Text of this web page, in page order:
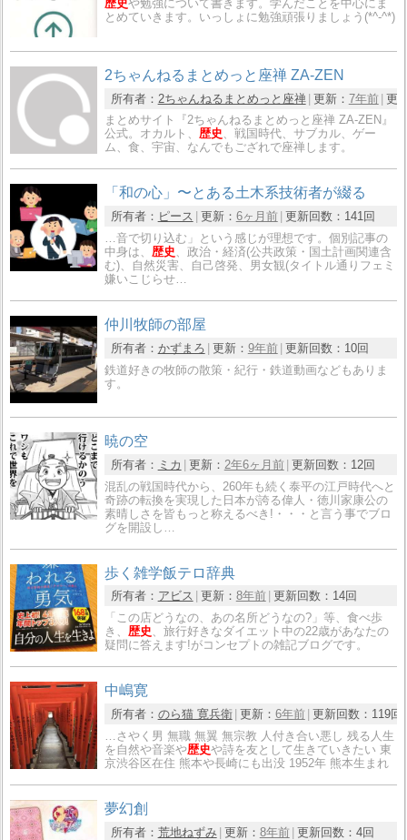
歴史や勉強について書きます。学んだことを中心にま
とめていきます。いっしょに勉強頑張りましょう(*^-^*)
2ちゃんねるまとめっと座禅 ZA-ZEN
所有者： 2ちゃんねるまとめっと座禅 更新： 7年前 更
まとめサイト『2ちゃんねるまとめっと座禅 ZA-ZEN』
公式。オカルト、歴史、戦国時代、サブカル、ゲー
ム、食、宇宙、なんでもござれで座禅します。
「和の心」〜とある土木系技術者が綴る
所有者： ピース 更新： 6ヶ月前 更新回数： 141回
…音で切り込む」という感じが理想です。個別記事の
中身は、 歴史 、政治・経済(公共政策・国土計画関連含
む)、自然災害、自己啓発、男女観(タイトル通りフェミ
嫌いこじらせ…
仲川牧師の部屋
所有者： かずまろ 更新： 9年前 更新回数： 10回
鉄道好きの牧師の散策・紀行・鉄道動画などもありま
す。
暁の空
所有者： ミカ 更新： 2年6ヶ月前 更新回数： 12回
混乱の戦国時代から、260年も続く泰平の江戸時代へと
奇跡の転換を実現した日本が誇る偉人・徳川家康公の
素晴しさを皆もっと称えるべき!・・・と言う事でブロ
グを開設し…
歩く雑学飯テロ辞典
所有者： アビス 更新： 8年前 更新回数： 14回
「この店どうなの、あの名所どうなの?」等、食べ歩
き、歴史、旅行好きなダイエット中の22歳があなたの
疑問に答えます!がコンセプトの雑記ブログです。
中嶋寛
所有者： のら猫 寛兵衛 更新： 6年前 更新回数： 119回
…さやく男 無職 無翼 無宗教 人付き合い悪し 残る人生
を自然や音楽や歴史や詩を友として生きていきたい 東
京渋谷区在住 熊本や長崎にも出没 1952年 熊本生まれ
夢幻創
所有者： 荒地ねずみ 更新： 8年前 更新回数： 4回